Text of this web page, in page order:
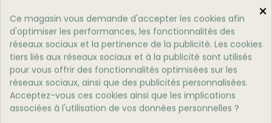
ingrédients naturels, récoltées de façon durable
dans les eaux pures de Nouvelle-Zélande. Ce
complément est idéal pour tout chien ou chat
ayant des problèmes articulaires, ou simplement
pour soutenir leur mobilité et leur bien-être
quotidien.
Cliquez ici pour commander les Moules Vertes
×
Ce magasin vous demande d'accepter les cookies afin
d'optimiser les performances, les fonctionnalités des
réseaux sociaux et la pertinence de la publicité. Les cookies
tiers liés aux réseaux sociaux et à la publicité sont utilisés
pour vous offrir des fonctionnalités optimisées sur les
réseaux sociaux, ainsi que des publicités personnalisées.
Acceptez-vous ces cookies ainsi que les implications
associées à l'utilisation de vos données personnelles ?